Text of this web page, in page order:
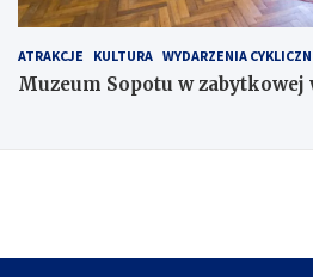
ATRAKCJE KULTURA WYDARZENIA
Muzeum Sopotu w